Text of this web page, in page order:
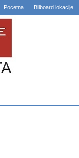
Pocetna Billboard lokacije